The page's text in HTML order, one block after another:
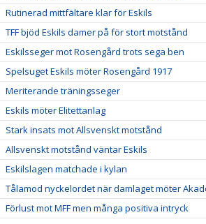
Rutinerad mittfältare klar för Eskils
TFF bjöd Eskils damer på för stort motstånd
Eskilsseger mot Rosengård trots sega ben
Spelsuget Eskils möter Rosengård 1917
Meriterande träningsseger
Eskils möter Elitettanlag
Stark insats mot Allsvenskt motstånd
Allsvenskt motstånd väntar Eskils
Eskilslagen matchade i kylan
Tålamod nyckelordet när damlaget möter
Förlust mot MFF men många positiva intryck